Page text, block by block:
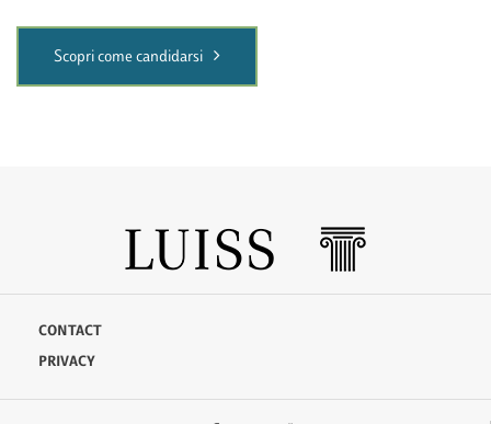
Scopri come candidarsi
CONTACT
PRIVACY